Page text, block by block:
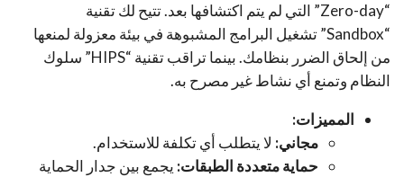
“Zero-day” التي لم يتم اكتشافها بعد. تتيح لك تقنية
“Sandbox” تشغيل البرامج المشبوهة في بيئة معزولة لمنعها
من إلحاق الضرر بنظامك. بينما تراقب تقنية “HIPS” سلوك
النظام وتمنع أي نشاط غير مصرح به.
المميزات:
مجاني: لا يتطلب أي تكلفة للاستخدام.
حماية متعددة الطبقات: يجمع بين جدار الحماية